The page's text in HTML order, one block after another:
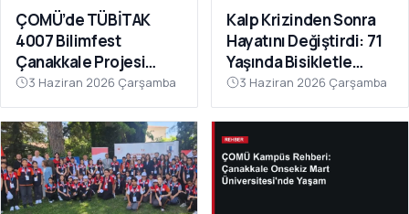
ÇOMÜ’de TÜBİTAK
4007 Bilimfest
Çanakkale Projesi
Tanıtıldı
3 Haziran 2026 Çarşamba
Kalp Krizinden Sonra
Hayatını Değiştirdi: 71
Yaşında Bisikletle
Sağlığına Kavuştu
3 Haziran 2026 Çarşamba